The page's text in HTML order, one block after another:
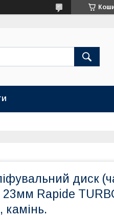
диск
Rapide
камінь.